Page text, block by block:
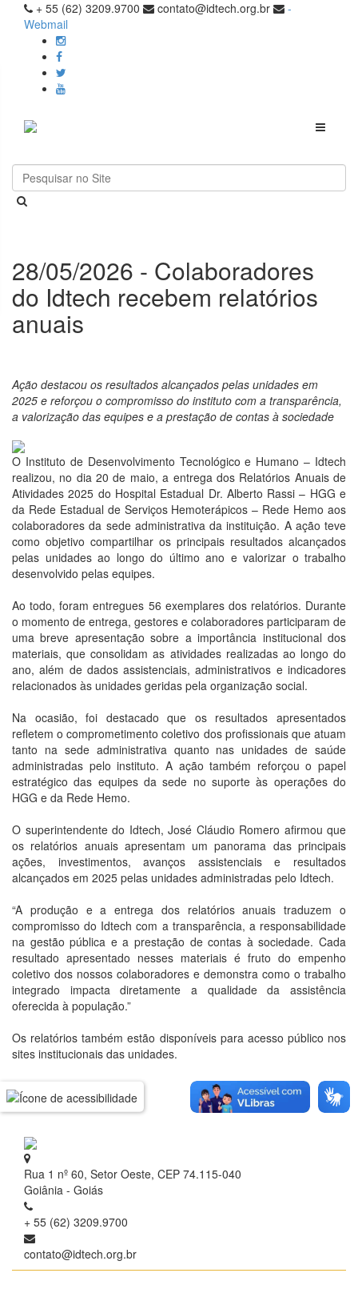
+ 55 (62) 3209.9700 contato@idtech.org.br
-
Webmail
Toggle
28/05/2026 - Colaboradores
do Idtech recebem relatórios
anuais
Ação destacou os resultados alcançados pelas unidades em
2025 e reforçou o compromisso do instituto com a transparência,
a valorização das equipes e a prestação de contas à sociedade
O Instituto de Desenvolvimento Tecnológico e Humano – Idtech
realizou, no dia 20 de maio, a entrega dos Relatórios Anuais de
Atividades 2025 do Hospital Estadual Dr. Alberto Rassi – HGG e
da Rede Estadual de Serviços Hemoterápicos – Rede Hemo aos
colaboradores da sede administrativa da instituição. A ação teve
como objetivo compartilhar os principais resultados alcançados
pelas unidades ao longo do último ano e valorizar o trabalho
desenvolvido pelas equipes.
Ao todo, foram entregues 56 exemplares dos relatórios. Durante
o momento de entrega, gestores e colaboradores participaram de
uma breve apresentação sobre a importância institucional dos
materiais, que consolidam as atividades realizadas ao longo do
ano, além de dados assistenciais, administrativos e indicadores
relacionados às unidades geridas pela organização social.
Na ocasião, foi destacado que os resultados apresentados
refletem o comprometimento coletivo dos profissionais que atuam
tanto na sede administrativa quanto nas unidades de saúde
administradas pelo instituto. A ação também reforçou o papel
estratégico das equipes da sede no suporte às operações do
HGG e da Rede Hemo.
O superintendente do Idtech, José Cláudio Romero afirmou que
os relatórios anuais apresentam um panorama das principais
ações, investimentos, avanços assistenciais e resultados
alcançados em 2025 pelas unidades administradas pelo Idtech.
“A produção e a entrega dos relatórios anuais traduzem o
compromisso do Idtech com a transparência, a responsabilidade
na gestão pública e a prestação de contas à sociedade. Cada
resultado apresentado nesses materiais é fruto do empenho
coletivo dos nossos colaboradores e demonstra como o trabalho
integrado impacta diretamente a qualidade da assistência
oferecida à população.”
Os relatórios também estão disponíveis para acesso público nos
sites institucionais das unidades.
Rua 1 nº 60, Setor Oeste, CEP 74.115-040
Goiânia - Goiás
+ 55 (62) 3209.9700
contato@idtech.org.br